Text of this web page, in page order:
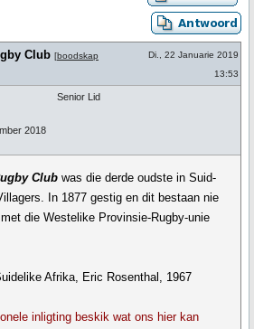
Club [boodskap
Di., 22 Januarie 2019
13:53
2018
Senior Lid
Club was die derde oudste in Suid-
In 1877 gestig en dit bestaan nie
die Westelike Provinsie-Rugby-unie
Afrika, Eric Rosenthal, 1967
inligting beskik wat ons hier kan